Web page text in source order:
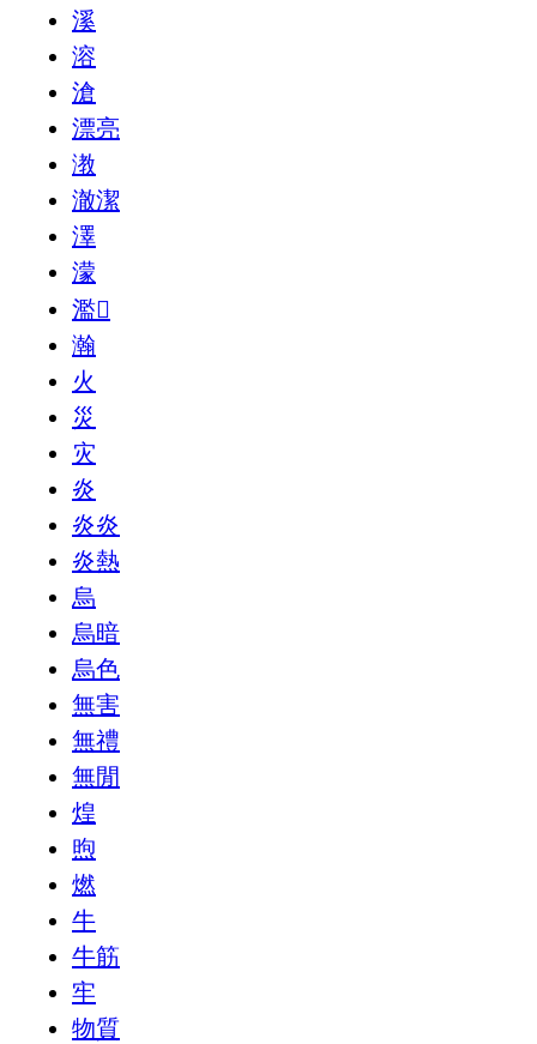
溪
溶
滄
漂亮
漖
澈潔
澤
濛
濫𡞟
瀚
火
災
灾
炎
炎炎
炎熱
烏
烏暗
烏色
無害
無禮
無閒
煌
煦
燃
牛
牛筋
牢
物質